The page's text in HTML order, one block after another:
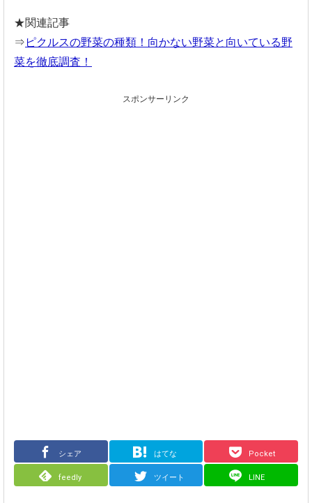
★関連記事
⇒ ピクルスの野菜の種類！向かない野菜と向いている野
菜を徹底調査！
スポンサーリンク
シェア はてな Pocket
feedly ツイート LINE